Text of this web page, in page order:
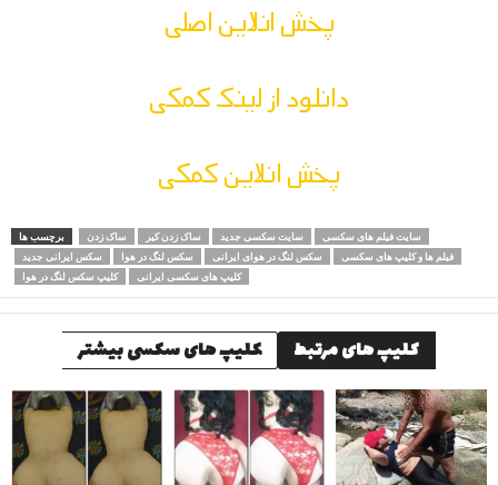
پخش انلاین اصلی
دانلود از لینک کمکی
پخش انلاین کمکی
برچسب ها ساک زدن ساک زدن کیر سایت سکسی جدید
سایت فیلم های سکسی
سکس ایرانی جدید
سکس لنگ در هوا سکس لنگ در هوای ایرانی
فیلم ها و کلیپ های سکسی
کلیپ سکس لنگ در هوا
کلیپ های سکسی ایرانی
کلیپ های مرتبط کلیپ های سکسی بیشتر